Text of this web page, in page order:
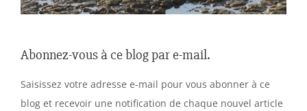
Abonnez-vous à ce blog par e-mail.
Saisissez votre adresse e-mail pour vous abonner à ce
blog et recevoir une notification de chaque nouvel article